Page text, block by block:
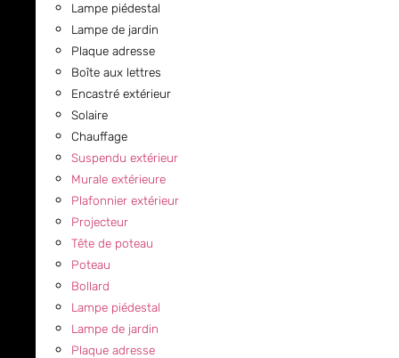
Lampe piédestal
Lampe de jardin
Plaque adresse
Boîte aux lettres
Encastré extérieur
Solaire
Chauffage
Suspendu extérieur
Murale extérieure
Plafonnier extérieur
Projecteur
Tête de poteau
Poteau
Bollard
Lampe piédestal
Lampe de jardin
Plaque adresse